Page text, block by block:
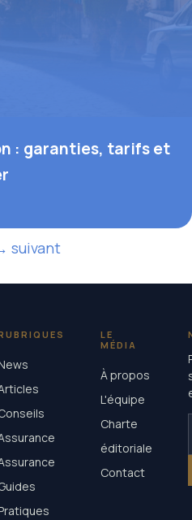
: garanties, tarifs et
suivant
LE
MÉDIA
À propos
L'équipe
Charte
éditoriale
Contact